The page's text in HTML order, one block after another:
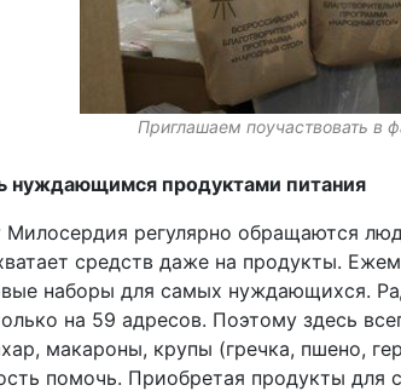
Приглашаем поучаствовать в
нуждающимся продуктами питания
регулярно обращаются
средств даже на продукты.
наборы для самых нуждающихся.
на 59 адресов. Поэтому здесь
макароны, крупы (гречка, пшено,
помочь. Приобретая продукты для